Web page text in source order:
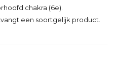
chakra (6e).
een soortgelijk product.